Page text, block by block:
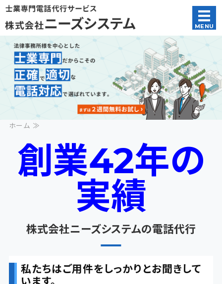
法律事務所様を
MENU
ホーム
電話代行サービス概要
電話代行対応例
会社概要
お問い合わせ・お試し申込み
ホーム ≫
創業42年の
実績
株式会社ニーズシステムの電話代行
私たちはご用件をしっかりとお聞きして
います。